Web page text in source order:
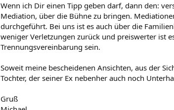
Wenn ich Dir einen Tipp geben darf, dann den:
Mediation, über die Bühne zu bringen.
durchgeführt. Bei uns ist es auch über die
weniger Verletzungen zurück und preiswerter ist
Trennungsvereinbarung sein.
Soweit meine bescheidenen Ansichten, aus der
Tochter, der seiner Ex nebenher auch noch
Gruß